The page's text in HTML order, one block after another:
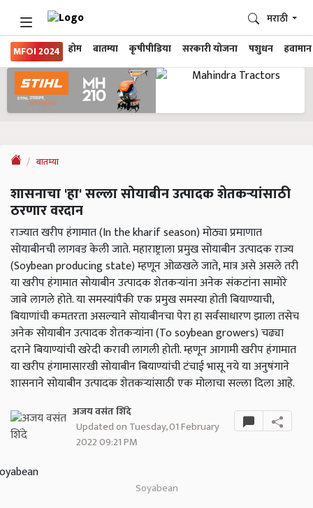
MFOI 2024 होम बातम्या कृषीपीडिया सरकारी योजना पशुधन हवामान
मराठी
बातम्या
शासनाचा 'हा' सल्ला सोयाबीन उत्पादक शेतकऱ्यांसाठी
ठरणार वरदान
राज्यात खरीप हंगामात (In the kharif season) मोठ्या प्रमाणात
सोयाबीनची लागवड केली जाते. महाराष्ट्राला प्रमुख सोयाबीन उत्पादक राज्य
(Soybean producing state) म्हणून ओळखले जाते, मात्र असे असले तरी
या खरीप हंगामात सोयाबीन उत्पादक शेतकऱ्यांना अनेक संकटांना सामोरे
जावे लागले होते. या समस्यांपैकी एक प्रमुख समस्या होती बियाण्याची,
बियाणांची कमतरता असल्याने सोयाबीनचा पेरा हा सर्वसाधारण झाला तसेच
अनेक सोयाबीन उत्पादक शेतकऱ्यांना (To soybean growers) चढ्या
दराने बियाण्यांची खरेदी करावी लागली होती. म्हणून आगामी खरीप हंगामात
या खरीप हंगामासारखी सोयाबीन बियाण्यांची टंचाई भासू नये या अनुषंगाने
शासनाने सोयाबीन उत्पादक शेतकऱ्यांसाठी एक मोलाचा सल्ला दिला आहे.
अजय वसंत शिंदे
Updated on Tuesday, 01 February
2022 09:21 PM
Soyabean